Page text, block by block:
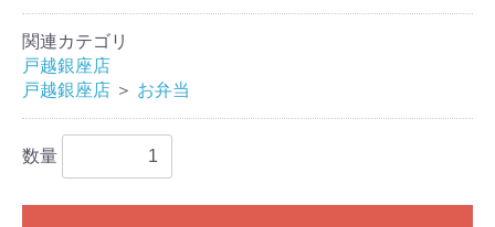
関連カテゴリ
戸越銀座店
戸越銀座店 ＞ お弁当
数量